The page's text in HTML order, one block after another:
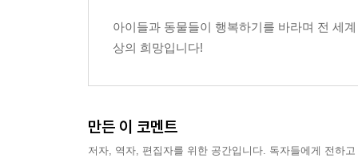
아이들과 동물들이 행복하기를 바라며 전 세
상의 희망입니다!
만든 이 코멘트
저자, 역자, 편집자를 위한 공간입니다. 독자들에게 전하